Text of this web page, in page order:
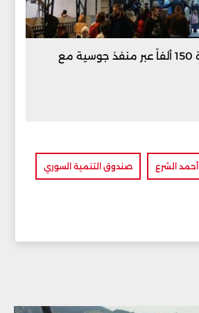
سوريا تعلن عودة 150 ألفاً عبر منفذ جوسية مع
أحمد الشرع صندوق التنمية السوري